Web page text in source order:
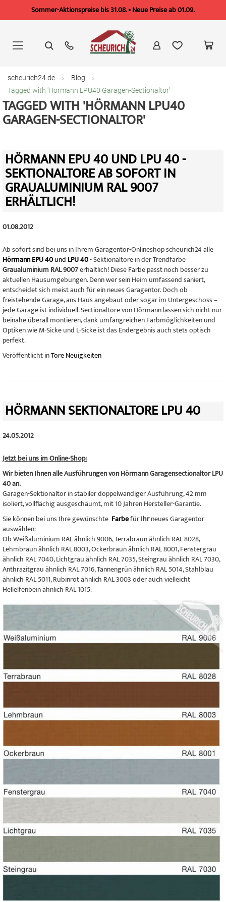
Sommer-Aktionspreise bis 31.08. • Neue Preise ab 01.09.
springen
scheurich24.de
Blog
Tagged with 'Hörmann LPU40 Garagen-Sectionaltor'
TAGGED WITH 'HÖRMANN LPU40
GARAGEN-SECTIONALTOR'
HÖRMANN EPU 40 UND LPU 40 -
SEKTIONALTORE AB SOFORT IN
GRAUALUMINIUM RAL 9007
ERHÄLTLICH!
01.08.2012
Ab sofort sind bei uns in Ihrem Garagentor-Onlineshop scheurich24 alle
Hörmann EPU 40und LPU 40- Sektionaltore in der Trendfarbe
Graualuminium RAL 9007erhältlich! Diese Farbe passt noch besser zu
aktuellen Hausumgebungen. Denn wer sein Heim umfassend saniert,
entscheidet sich meist auch für ein neues Garagentor. Doch ob
freistehende Garage, ans Haus angebaut oder sogar im Untergeschoss –
jede Garage ist individuell. Sectionaltore von Hörmann lassen sich nicht nur
beinahe überall montieren, dank umfangreichen Farbmöglichkeiten und
Optiken wie M-Sicke und L-Sicke ist das Endergebnis auch stets optisch
perfekt.
Veröffentlicht inTore Neuigkeiten
HÖRMANN SEKTIONALTORE LPU 40
24.05.2012
Jetzt bei uns im Online-Shop:
Wir bieten Ihnen alle Ausführungen von Hörmann Garagensectionaltor LPU
40 an.
Garagen-Sektionaltor in stabiler doppelwandiger Ausführung, 42 mm
isoliert, vollflächig ausgeschäumt, mit 10 Jahren Hersteller-Garantie.
Sie können bei uns Ihre gewünschte FarbefürIhrneues Garagentor
auswählen:
Ob Weißaluminium RAL ähnlich 9006, Terrabraun ähnlich RAL 8028,
Lehmbraun ähnlich RAL 8003, Ockerbraun ähnlich RAL 8001, Fenstergrau
ähnlich RAL 7040, Lichtgrau ähnlich RAL 7035, Steingrau ähnlich RAL 7030,
Anthrazitgrau ähnlich RAL 7016, Tannengrün ähnlich RAL 5014, Stahlblau
ähnlich RAL 5011, Rubinrot ähnlich RAL 3003 oder auch vielleicht
Hellelfenbein ähnlich RAL 1015.